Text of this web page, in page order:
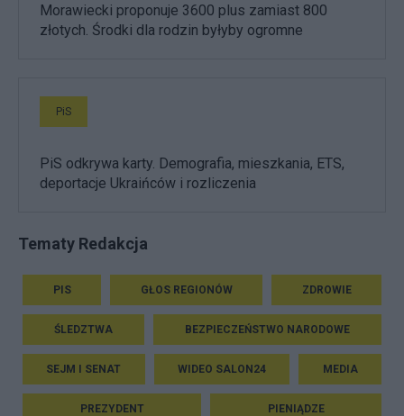
Morawiecki proponuje 3600 plus zamiast 800
złotych. Środki dla rodzin byłyby ogromne
PiS
PiS odkrywa karty. Demografia, mieszkania, ETS,
deportacje Ukraińców i rozliczenia
Tematy Redakcja
PIS GŁOS REGIONÓW ZDROWIE
ŚLEDZTWA BEZPIECZEŃSTWO NARODOWE
SEJM I SENAT WIDEO SALON24 MEDIA
PREZYDENT PIENIĄDZE